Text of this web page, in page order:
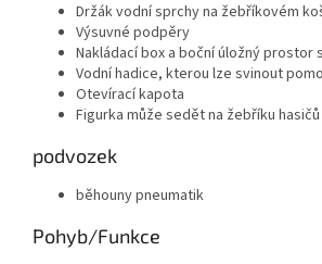
Držák vodní sprchy na žebříkovém
Výsuvné podpěry
Nakládací box a boční úložný prostor
Vodní hadice, kterou lze svinout
Otevírací kapota
Figurka může sedět na žebříku hasičů
podvozek
běhouny pneumatik
Pohyb/Funkce